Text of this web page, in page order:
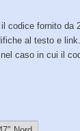
codice fornito da
al testo e
caso in cui il